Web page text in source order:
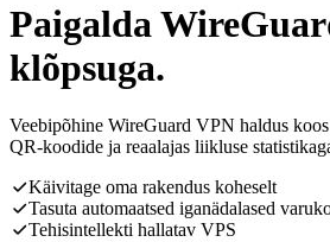
Paigalda
klõpsuga.
Veebipõhine WireGuard VPN haldus
QR-koodide ja reaalajas liikluse
Käivitage oma rakendus koheselt
Tasuta automaatsed iganädalased
Tehisintellekti hallatav VPS